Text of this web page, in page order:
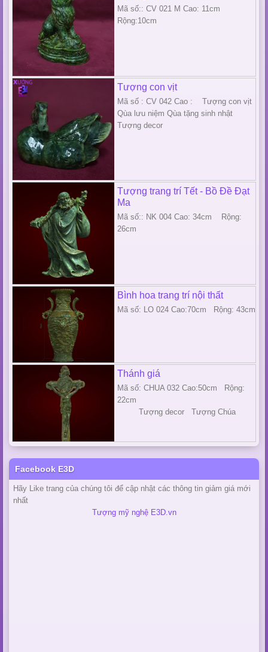
Mã số:: CV 021 M Cao: 11cm
Rộng:10cm
Tượng con vịt
Mã số : CV 042 Cao : Tượng con vịt
Qùa lưu niệm Qùa tặng sinh nhật
Tượng decor
Tượng trang trí Tết - Bồ Đề Đạt
Ma
Mã số:: NK 004 Cao: 34cm Rộng:
26cm
Bình hoa trang trí nội thất
Mã số: LO 024 Cao:70cm Rộng: 43cm
Thánh giá
Mã số: CHUA 032 Cao:50cm Rộng:
22cm
Tượng decor Tượng Chúa
Facebook E3D
Hãy Like trang của chúng tôi để cập nhật các thông tin giảm giá mới
nhất
Tượng mỹ nghệ E3D.vn